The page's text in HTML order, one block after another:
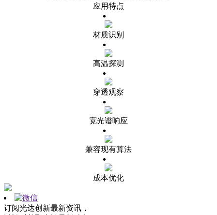
应用特点
材质识别
高温探测
穿透观察
宽光谱响应
兼容现有算法
成本优化
订阅光达创新最新资讯，